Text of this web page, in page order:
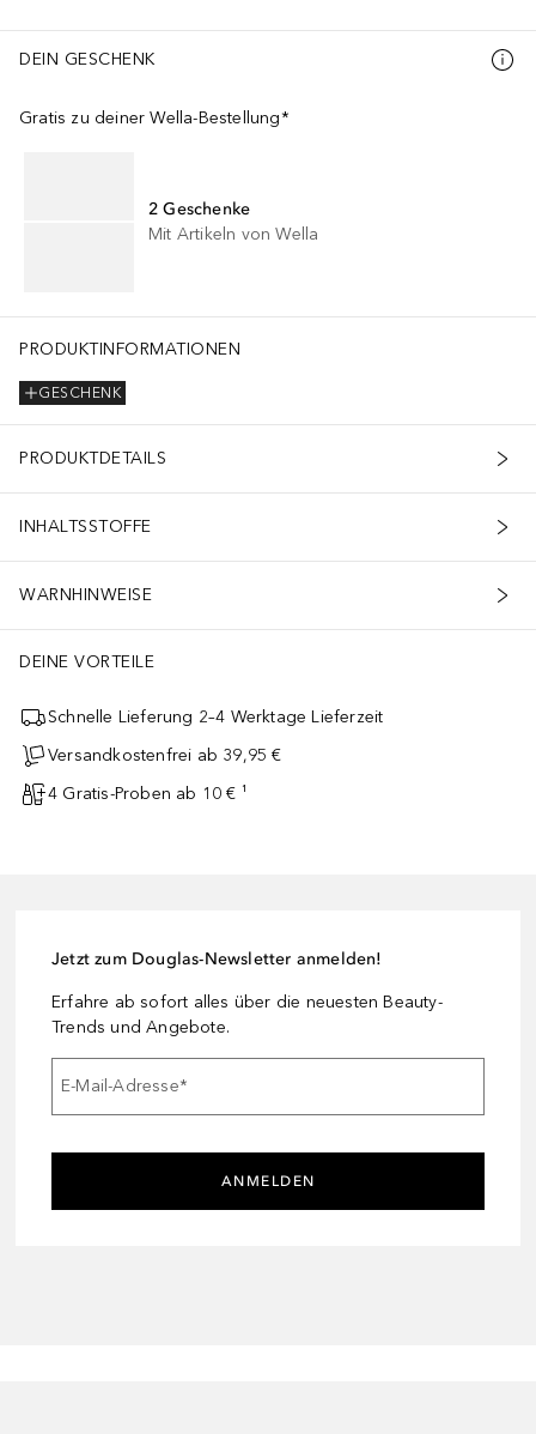
DEIN GESCHENK
Gratis zu deiner Wella-Bestellung*
2 Geschenke
Mit Artikeln von Wella
PRODUKTINFORMATIONEN
GESCHENK
PRODUKTDETAILS
INHALTSSTOFFE
WARNHINWEISE
DEINE VORTEILE
Schnelle Lieferung 2–4 Werktage Lieferzeit
Versandkostenfrei ab 39,95 €
4 Gratis-Proben ab 10 € ¹
Jetzt zum Douglas-Newsletter anmelden!
Erfahre ab sofort alles über die neuesten Beauty-
Trends und Angebote.
E-Mail-Adresse*
ANMELDEN